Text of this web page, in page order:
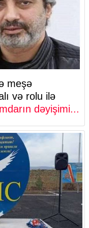
meşə
və rolu ilə
dəyişimi...